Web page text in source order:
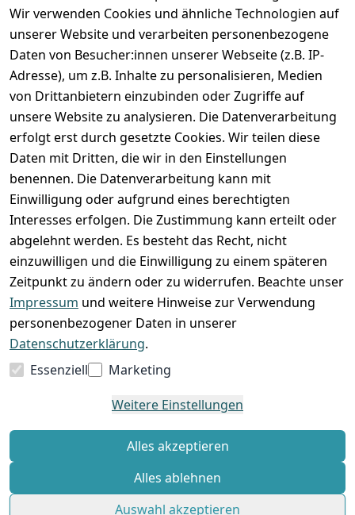
Wir verwenden Cookies und ähnliche Technologien auf
unserer Website und verarbeiten personenbezogene
Daten von Besucher:innen unserer Webseite (z.B. IP-
Adresse), um z.B. Inhalte zu personalisieren, Medien
von Drittanbietern einzubinden oder Zugriffe auf
unsere Website zu analysieren. Die Datenverarbeitung
erfolgt erst durch gesetzte Cookies. Wir teilen diese
Daten mit Dritten, die wir in den Einstellungen
benennen. Die Datenverarbeitung kann mit
Einwilligung oder aufgrund eines berechtigten
Interesses erfolgen. Die Zustimmung kann erteilt oder
abgelehnt werden. Es besteht das Recht, nicht
einzuwilligen und die Einwilligung zu einem späteren
Zeitpunkt zu ändern oder zu widerrufen. Beachte unser
Impressum und weitere Hinweise zur Verwendung
personenbezogener Daten in unserer
Datenschutzerklärung.
Essenziell
Marketing
Weitere Einstellungen
Alles akzeptieren
Alles ablehnen
Auswahl akzeptieren
Registrieren
Zahlung und Versand
VORKASSE RECHNUNG
Alle Preise verstehen sich inkl. gesetzl. MwSt. und zzgl.
© Standard Shop 2026